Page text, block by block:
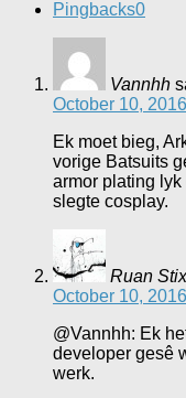
Pingbacks0
Vannhh
October 10,
Ek moet bieg,
vorige Batsuits
armor plating
slegte cosplay.
Ruan
October 10,
@Vannhh: Ek
developer gesê
werk.